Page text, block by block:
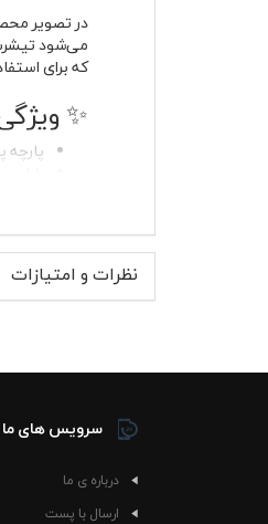
که برای
✨
پارچه
بدون
دوخت
بدون
مناسب
می‌شود.
🧢
نظرات و امتیازات
سرویس های ما
درباره ی ما
ارسال با پست